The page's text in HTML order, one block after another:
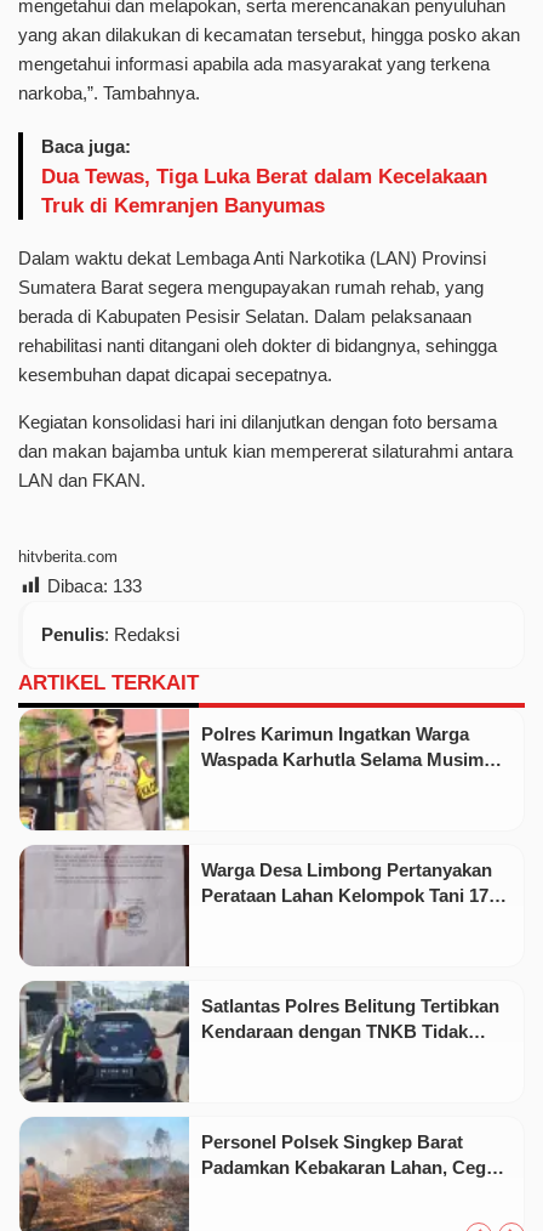
mengetahui dan melapokan, serta merencanakan penyuluhan
yang akan dilakukan di kecamatan tersebut, hingga posko akan
mengetahui informasi apabila ada masyarakat yang terkena
narkoba,”. Tambahnya.
Baca juga:
Dua Tewas, Tiga Luka Berat dalam Kecelakaan
Truk di Kemranjen Banyumas
Dalam waktu dekat Lembaga Anti Narkotika (LAN) Provinsi
Sumatera Barat segera mengupayakan rumah rehab, yang
berada di Kabupaten Pesisir Selatan. Dalam pelaksanaan
rehabilitasi nanti ditangani oleh dokter di bidangnya, sehingga
kesembuhan dapat dicapai secepatnya.
Kegiatan konsolidasi hari ini dilanjutkan dengan foto bersama
dan makan bajamba untuk kian mempererat silaturahmi antara
LAN dan FKAN.
hitvberita.com
Dibaca: 133
Penulis: Redaksi
ARTIKEL TERKAIT
Polres Karimun Ingatkan Warga
Waspada Karhutla Selama Musim
Warga Desa Limbong Pertanyakan
Perataan Lahan Kelompok Tani 17
Satlantas Polres Belitung Tertibkan
Kendaraan dengan TNKB Tidak
Personel Polsek Singkep Barat
Padamkan Kebakaran Lahan, Cegah